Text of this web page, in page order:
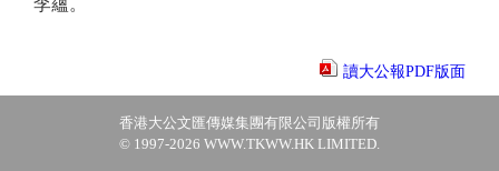
讀大公報PDF版面
香港大公文匯傳媒集團有限公司版權所有
© 1997-2026 WWW.TKWW.HK LIMITED.